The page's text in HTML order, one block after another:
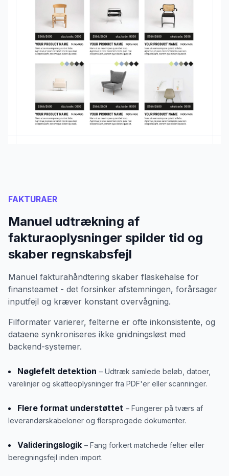
FAKTURAER
Manuel udtrækning af
fakturaoplysninger spilder tid og
skaber regnskabsfejl
Manuel fakturahåndtering skaber flaskehalse for
finansteamet - det forsinker afstemningen, forårsager
inputfejl og kræver konstant overvågning.
Filformater varierer, felterne er ofte inkonsistente, og
dataene synkroniseres ikke gnidningsløst med
backend-systemer.
Nøglefelt detektion – Udtræk samlede beløb, datoer,
varelinjer og skatteoplysninger fra PDF'er eller scanninger.
Flere format understøttet – Fungerer på tværs af
leverandørskabeloner og flersprogede dokumenter.
Valideringslogik – Fang forkert matchede felter eller
beregningsfejl inden import.